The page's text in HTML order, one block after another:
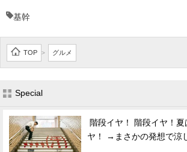
基幹
TOP > グルメ
Special
階段イヤ！ 階段イヤ！
ヤ！ →まさかの発想で涼